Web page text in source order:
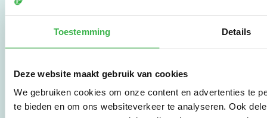
Toestemming Details
Deze website maakt gebruik van cookies
We gebruiken cookies om onze content en advertenties te
te bieden en om ons websiteverkeer te analyseren. Ook
vraag om
duurzaamheid naar
instrumenten en
bedrijven,
brancheverenigingen,